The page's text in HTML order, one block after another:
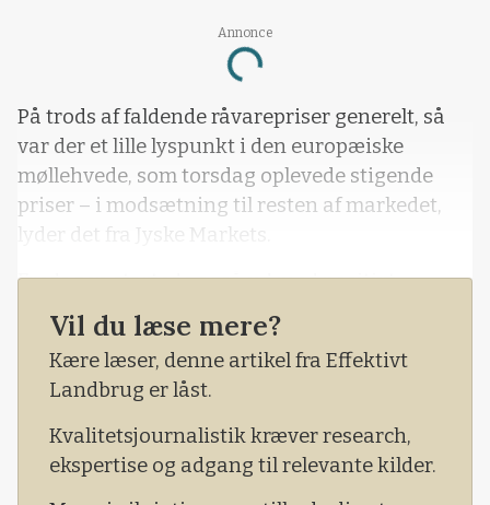
Annonce
Loading...
På trods af faldende råvarepriser generelt, så
var der et lille lyspunkt i den europæiske
møllehvede, som torsdag oplevede stigende
priser – i modsætning til resten af markedet,
lyder det fra Jyske Markets.
Fredagen startede også ud med positivt
fortegn, om end luften gik ud af ballonen i løbet
af dagen, og priserne endte hvor de startede.
Vil du læse mere?
Kære læser, denne artikel fra Effektivt
Landbrug er låst.
Kvalitetsjournalistik kræver research,
ekspertise og adgang til relevante kilder.